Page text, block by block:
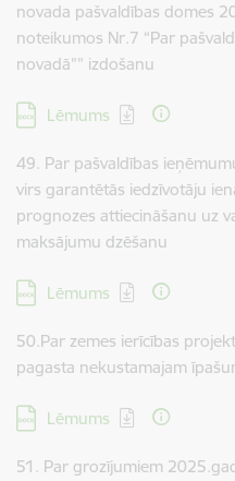
novada pašvaldības domes
noteikumos Nr.7 “Par
novadā”” izdošanu
Lejupielādēt:
Lēmums
49. Par pašvaldības
virs garantētās iedzīvotāju
prognozes attiecināšanu uz
maksājumu dzēšanu
Lejupielādēt:
Lēmums
50.Par zemes ierīcības
pagasta nekustamajam
Lejupielādēt:
Lēmums
51. Par grozījumiem